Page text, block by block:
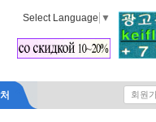
Select Language ▼
회원